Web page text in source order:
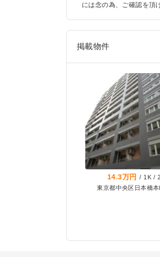
には念の為、ご確認を頂
掲載物件
14.3万円 / 1K /
東京都中央区日本橋本